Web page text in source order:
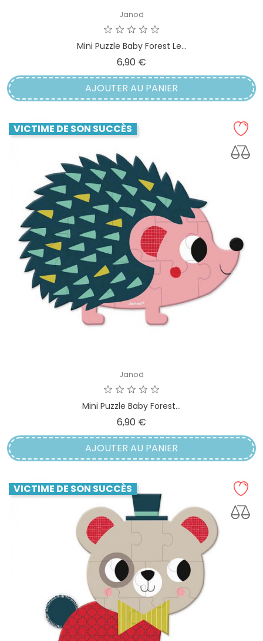
Janod
Mini Puzzle Baby Forest Le...
6,90 €
AJOUTER AU PANIER
VICTIME DE SON SUCCÈS
Janod
Mini Puzzle Baby Forest...
6,90 €
AJOUTER AU PANIER
VICTIME DE SON SUCCÈS